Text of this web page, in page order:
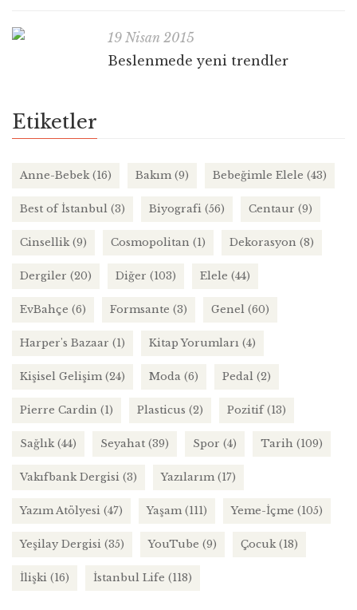
19 Nisan 2015
Beslenmede yeni trendler
Etiketler
Anne-Bebek(16) Bakım (9) Bebeğimle Elele (43)
Best of İstanbul (3) Biyografi (56) Centaur (9)
Cinsellik(9) Cosmopolitan (1) Dekorasyon (8)
Dergiler (20) Diğer (103) Elele (44)
EvBahçe (6) Formsante (3) Genel (60)
Harper's Bazaar (1) Kitap Yorumları (4)
Kişisel Gelişim (24) Moda (6) Pedal (2)
Pierre Cardin (1) Plasticus (2) Pozitif(13)
Sağlık(44) Seyahat (39) Spor (4) Tarih (109)
Vakıfbank Dergisi (3) Yazılarım (17)
Yazım Atölyesi (47) Yaşam (111) Yeme-İçme (105)
Yeşilay Dergisi (35) YouTube (9) Çocuk(18)
İlişki (16) İstanbul Life (118)